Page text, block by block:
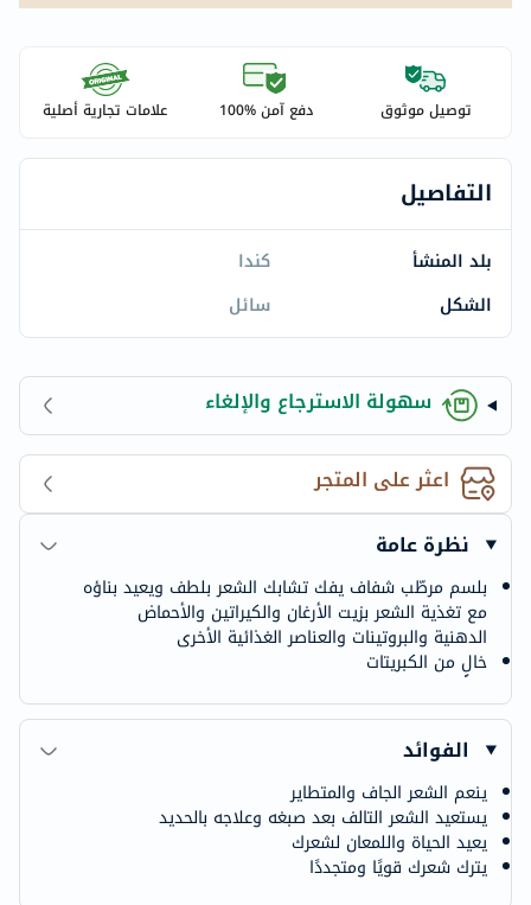
توصيل موثوق دفع آمن %100 علامات تجارية أصلية
التفاصيل
بلد المنشأ
كندا
الشكل
سائل
سهولة الاسترجاع والإلغاء
اعثر على المتجر
نظرة عامة
بلسم مرطّب شفاف يفك تشابك الشعر بلطف ويعيد بناؤه
مع تغذية الشعر بزيت الأرغان والكيراتين والأحماض
الدهنية والبروتينات والعناصر الغذائية الأخرى
خالٍ من الكبريتات
الفوائد
ينعم الشعر الجاف والمتطاير
يستعيد الشعر التالف بعد صبغه وعلاجه بالحديد
يعيد الحياة واللمعان لشعرك
يترك شعرك قويًا ومتجددًا